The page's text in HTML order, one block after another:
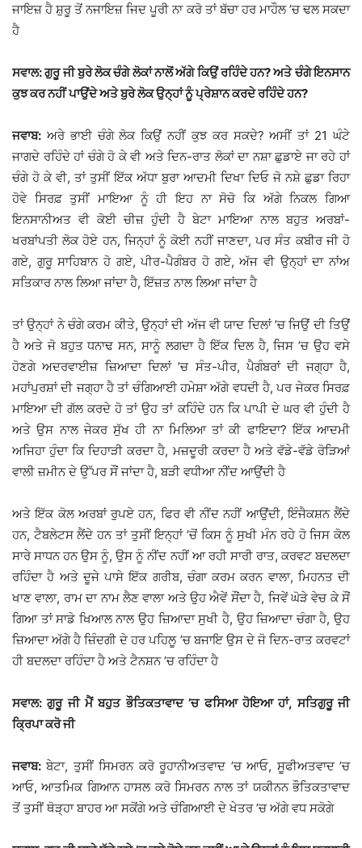
ਜਾਇਜ਼ ਹੈ ਸ਼ੁਰੂ ਤੋਂ ਨਜਾਇਜ਼ ਜਿਦ ਪੂਰੀ ਨਾ ਕਰੋ ਤਾਂ ਬੱਚਾ ਹਰ ਮਾਹੌਲ ’ਚ ਢਲ ਸਕਦਾ
ਹੈ
ਸਵਾਲ: ਗੁਰੂ ਜੀ ਬੁਰੇ ਲੋਕ ਚੰਗੇ ਲੋਕਾਂ ਨਾਲੋਂ ਅੱਗੇ ਕਿਉਂ ਰਹਿੰਦੇ ਹਨ? ਅਤੇ ਚੰਗੇ ਇਨਸਾਨ
ਕੁਝ ਕਰ ਨਹੀਂ ਪਾਉਂਦੇ ਅਤੇ ਬੁਰੇ ਲੋਕ ਉਨ੍ਹਾਂ ਨੂੰ ਪ੍ਰੇਸ਼ਾਨ ਕਰਦੇ ਰਹਿੰਦੇ ਹਨ?
ਜਵਾਬ: ਅਰੇ ਭਾਈ ਚੰਗੇ ਲੋਕ ਕਿਉਂ ਨਹੀਂ ਕੁਝ ਕਰ ਸਕਦੇ? ਅਸੀਂ ਤਾਂ 21 ਘੰਟੇ
ਜਾਗਦੇ ਰਹਿੰਦੇ ਹਾਂ ਚੰਗੇ ਹੋ ਕੇ ਵੀ ਅਤੇ ਦਿਨ-ਰਾਤ ਲੋਕਾਂ ਦਾ ਨਸ਼ਾ ਛੁਡਾਏ ਜਾ ਰਹੇ ਹਾਂ
ਚੰਗੇ ਹੋ ਕੇ ਵੀ, ਤਾਂ ਤੁਸੀਂ ਇੱਕ ਅੱਧਾ ਬੁਰਾ ਆਦਮੀ ਦਿਖਾ ਦਿਓ ਜੋ ਨਸ਼ੇ ਛੁਡਾ ਰਿਹਾ
ਹੋਵੇ ਸਿਰਫ਼ ਤੁਸੀਂ ਮਾਇਆ ਨੂੰ ਹੀ ਇਹ ਨਾ ਸੋਚੋ ਕਿ ਅੱਗੇ ਨਿਕਲ ਗਿਆ
ਇਨਸਾਨੀਅਤ ਵੀ ਕੋਈ ਚੀਜ਼ ਹੁੰਦੀ ਹੈ ਬੇਟਾ ਮਾਇਆ ਨਾਲ ਬਹੁਤ ਅਰਬਾਂ-
ਖਰਬਾਂਪਤੀ ਲੋਕ ਹੋਏ ਹਨ, ਜਿਨ੍ਹਾਂ ਨੂੰ ਕੋਈ ਨਹੀਂ ਜਾਣਦਾ, ਪਰ ਸੰਤ ਕਬੀਰ ਜੀ ਹੋ
ਗਏ, ਗੁਰੂ ਸਾਹਿਬਾਨ ਹੋ ਗਏ, ਪੀਰ-ਪੈਗੰਬਰ ਹੋ ਗਏ, ਅੱਜ ਵੀ ਉਨ੍ਹਾਂ ਦਾ ਨਾਂਅ
ਸਤਿਕਾਰ ਨਾਲ ਲਿਆ ਜਾਂਦਾ ਹੈ, ਇੱਜ਼ਤ ਨਾਲ ਲਿਆ ਜਾਂਦਾ ਹੈ
ਤਾਂ ਉਨ੍ਹਾਂ ਨੇ ਚੰਗੇ ਕਰਮ ਕੀਤੇ, ਉਨ੍ਹਾਂ ਦੀ ਅੱਜ ਵੀ ਯਾਦ ਦਿਲਾਂ ’ਚ ਜਿਉਂ ਦੀ ਤਿਉਂ
ਹੈ ਅਤੇ ਜੋ ਬਹੁਤ ਧਨਾਢ ਸਨ, ਸਾਨੂੰ ਲਗਦਾ ਹੈ ਇੱਕ ਦਿਲ ਹੈ, ਜਿਸ ’ਚ ਉਹ ਵਸੇ
ਹੋਣਗੇ ਅਦਰਵਾਈਜ਼ ਜ਼ਿਆਦਾ ਦਿਲਾਂ ’ਚ ਸੰਤ-ਪੀਰ, ਪੈਗੰਬਰਾਂ ਦੀ ਜਗ੍ਹਾ ਹੈ,
ਮਹਾਂਪੁਰਸ਼ਾਂ ਦੀ ਜਗ੍ਹਾ ਹੈ ਤਾਂ ਚੰਗਿਆਈ ਹਮੇਸ਼ਾ ਅੱਗੇ ਵਧਦੀ ਹੈ, ਪਰ ਜੇਕਰ ਸਿਰਫ਼
ਮਾਇਆ ਦੀ ਗੱਲ ਕਰਦੇ ਹੋ ਤਾਂ ਉਹ ਤਾਂ ਕਹਿੰਦੇ ਹਨ ਕਿ ਪਾਪੀ ਦੇ ਘਰ ਵੀ ਹੁੰਦੀ ਹੈ
ਅਤੇ ਉਸ ਨਾਲ ਜੇਕਰ ਸੁੱਖ ਹੀ ਨਾ ਮਿਲਿਆ ਤਾਂ ਕੀ ਫਾਇਦਾ? ਇੱਕ ਆਦਮੀ
ਅਜਿਹਾ ਹੁੰਦਾ ਕਿ ਦਿਹਾੜੀ ਕਰਦਾ ਹੈ, ਮਜ਼ਦੂਰੀ ਕਰਦਾ ਹੈ ਅਤੇ ਵੱਡੇ-ਵੱਡੇ ਰੋੜਿਆਂ
ਵਾਲੀ ਜ਼ਮੀਨ ਦੇ ਉੱਪਰ ਸੌਂ ਜਾਂਦਾ ਹੈ, ਬੜੀ ਵਧੀਆ ਨੀਂਦ ਆਉਂਦੀ ਹੈ
ਅਤੇ ਇੱਕ ਕੋਲ ਅਰਬਾਂ ਰੁਪਏ ਹਨ, ਫਿਰ ਵੀ ਨੀਂਦ ਨਹੀਂ ਆਉਂਦੀ, ਇੰਜੈਕਸ਼ਨ ਲੈਂਦੇ
ਹਨ, ਟੈਬਲੇਟਸ ਲੈਂਦੇ ਹਨ ਤਾਂ ਤੁਸੀਂ ਇਨ੍ਹਾਂ ’ਚੋਂ ਕਿਸ ਨੂੰ ਸੁਖੀ ਮੰਨ ਰਹੇ ਹੋ ਜਿਸ ਕੋਲ
ਸਾਰੇ ਸਾਧਨ ਹਨ ਉਸ ਨੂੰ, ਉਸ ਨੂੰ ਨੀਂਦ ਨਹੀਂ ਆ ਰਹੀ ਸਾਰੀ ਰਾਤ, ਕਰਵਟ ਬਦਲਦਾ
ਰਹਿੰਦਾ ਹੈ ਅਤੇ ਦੂਜੇ ਪਾਸੇ ਇੱਕ ਗਰੀਬ, ਚੰਗਾ ਕਰਮ ਕਰਨ ਵਾਲਾ, ਮਿਹਨਤ ਦੀ
ਖਾਣ ਵਾਲਾ, ਰਾਮ ਦਾ ਨਾਮ ਲੈਣ ਵਾਲਾ ਅਤੇ ਉਹ ਐਵੇਂ ਸੌਂਦਾ ਹੈ, ਜਿਵੇਂ ਘੋੜੇ ਵੇਚ ਕੇ ਸੌਂ
ਗਿਆ ਤਾਂ ਸਾਡੇ ਖਿਆਲ ਨਾਲ ਉਹ ਜ਼ਿਆਦਾ ਸੁਖੀ ਹੈ, ਉਹ ਜ਼ਿਆਦਾ ਚੰਗਾ ਹੈ, ਉਹ
ਜ਼ਿਆਦਾ ਅੱਗੇ ਹੈ ਜ਼ਿੰਦਗੀ ਦੇ ਹਰ ਪਹਿਲੂ ’ਚ ਬਜਾਇ ਉਸ ਦੇ ਜੋ ਦਿਨ-ਰਾਤ ਕਰਵਟਾਂ
ਹੀ ਬਦਲਦਾ ਰਹਿੰਦਾ ਹੈ ਅਤੇ ਟੈਨਸ਼ਨ ’ਚ ਰਹਿੰਦਾ ਹੈ
ਸਵਾਲ: ਗੁਰੂ ਜੀ ਮੈਂ ਬਹੁਤ ਭੌਤਿਕਤਾਵਾਦ ’ਚ ਫਸਿਆ ਹੋਇਆ ਹਾਂ, ਸਤਿਗੁਰੂ ਜੀ
ਕ੍ਰਿਪਾ ਕਰੋ ਜੀ
ਜਵਾਬ: ਬੇਟਾ, ਤੁਸੀਂ ਸਿਮਰਨ ਕਰੋ ਰੂਹਾਨੀਅਤਵਾਦ ’ਚ ਆਓ, ਸੂਫੀਅਤਵਾਦ ’ਚ
ਆਓ, ਆਤਮਿਕ ਗਿਆਨ ਹਾਸਲ ਕਰੋ ਸਿਮਰਨ ਨਾਲ ਤਾਂ ਯਕੀਨਨ ਭੌਤਿਕਤਾਵਾਦ
ਤੋਂ ਤੁਸੀਂ ਥੋੜ੍ਹਾ ਬਾਹਰ ਆ ਸਕੋਂਗੇ ਅਤੇ ਚੰਗਿਆਈ ਦੇ ਖੇਤਰ ’ਚ ਅੱਗੇ ਵਧ ਸਕੋਗੇ